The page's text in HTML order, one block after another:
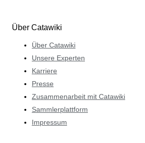
Über Catawiki
Über Catawiki
Unsere Experten
Karriere
Presse
Zusammenarbeit mit Catawiki
Sammlerplattform
Impressum